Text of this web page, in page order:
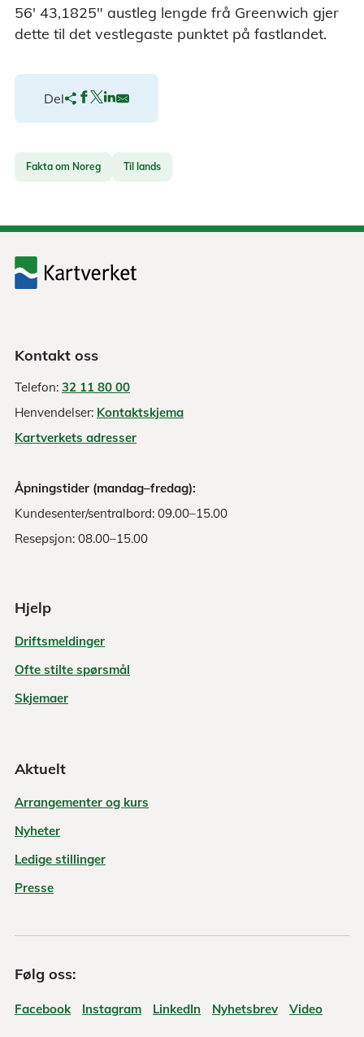
56' 43,1825" austleg lengde frå Greenwich gjer
dette til det vestlegaste punktet på fastlandet.
Del
Fakta om Noreg Til lands
Kontakt oss
Telefon: 32 11 80 00
Henvendelser: Kontaktskjema
Kartverkets adresser
Åpningstider (mandag–fredag):
Kundesenter/sentralbord: 09.00–15.00
Resepsjon: 08.00–15.00
Hjelp
Driftsmeldinger
Ofte stilte spørsmål
Skjemaer
Aktuelt
Arrangementer og kurs
Nyheter
Ledige stillinger
Presse
Følg oss:
Facebook Instagram LinkedIn Nyhetsbrev Video